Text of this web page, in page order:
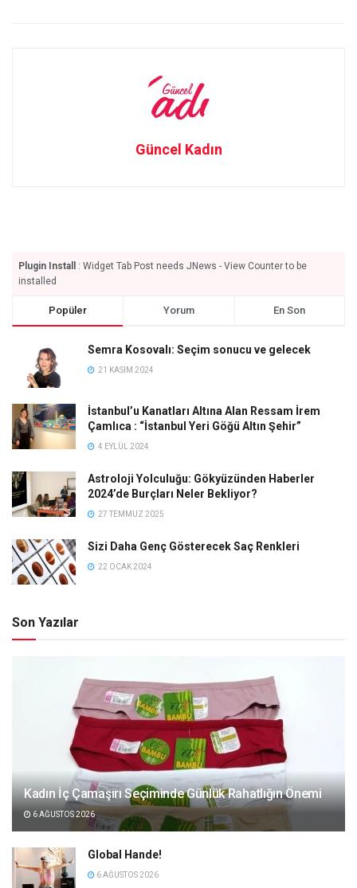
Güncel Kadın
Plugin Install
: Widget Tab Post needs JNews - View Counter to be
installed
Popüler Yorum En Son
Semra Kosovalı: Seçim sonucu ve gelecek
21 KASIM 2024
İstanbul’u Kanatları Altına Alan Ressam İrem
Çamlıca : “İstanbul Yeri Göğü Altın Şehir”
4 EYLÜL 2024
Astroloji Yolculuğu: Gökyüzünden Haberler
2024’de Burçları Neler Bekliyor?
27 TEMMUZ 2025
Sizi Daha Genç Gösterecek Saç Renkleri
22 OCAK 2024
Son Yazılar
Kadın İç Çamaşırı Seçiminde Günlük Rahatlığın Önemi
6 AĞUSTOS 2026
Global Hande!
6 AĞUSTOS 2026